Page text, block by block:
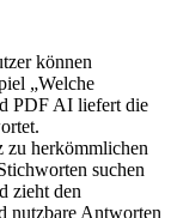
können
„Welche
PDF AI liefert die
zu herkömmlichen
suchen
zieht den
nutzbare Antworten